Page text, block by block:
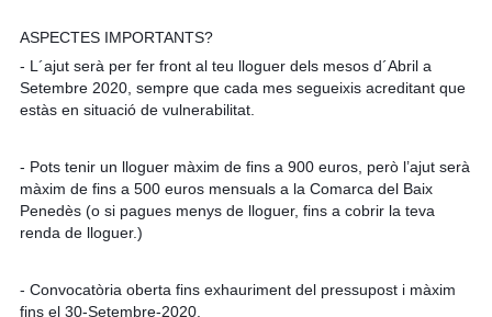
ASPECTES IMPORTANTS?
- L´ajut serà per fer front al teu lloguer dels mesos d´Abril a
Setembre 2020, sempre que cada mes segueixis acreditant que
estàs en situació de vulnerabilitat.
- Pots tenir un lloguer màxim de fins a 900 euros, però l’ajut serà
màxim de fins a 500 euros mensuals a la Comarca del Baix
Penedès (o si pagues menys de lloguer, fins a cobrir la teva
renda de lloguer.)
- Convocatòria oberta fins exhauriment del pressupost i màxim
fins el 30-Setembre-2020.